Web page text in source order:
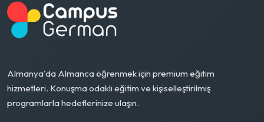
Almanya'da Almanca öğrenmek için premium eğitim
hizmetleri. Konuşma odaklı eğitim ve kişiselleştirilmiş
programlarla hedeflerinize ulaşın.